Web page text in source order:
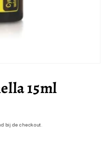
15ml
bij de checkout.